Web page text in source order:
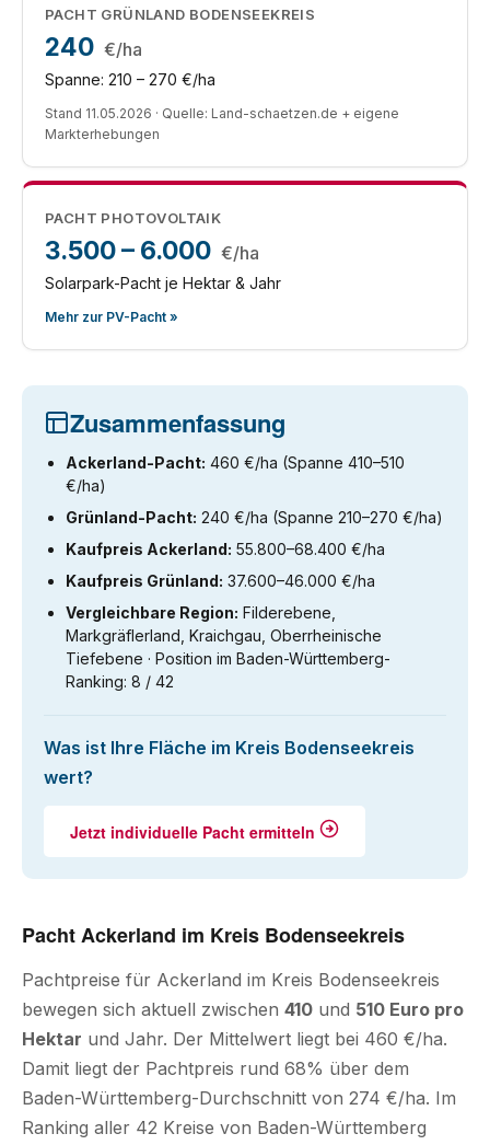
PACHT GRÜNLAND BODENSEEKREIS
240 €/ha
Spanne: 210 – 270 €/ha
Stand 11.05.2026 · Quelle: Land-schaetzen.de + eigene
Markterhebungen
PACHT PHOTOVOLTAIK
3.500 – 6.000 €/ha
Solarpark-Pacht je Hektar & Jahr
Mehr zur PV-Pacht »
Zusammenfassung
Ackerland-Pacht: 460 €/ha (Spanne 410–510
€/ha)
Grünland-Pacht: 240 €/ha (Spanne 210–270 €/ha)
Kaufpreis Ackerland: 55.800–68.400 €/ha
Kaufpreis Grünland: 37.600–46.000 €/ha
Vergleichbare Region: Filderebene,
Markgräflerland, Kraichgau, Oberrheinische
Tiefebene · Position im Baden-Württemberg-
Ranking: 8 / 42
Was ist Ihre Fläche im Kreis Bodenseekreis
wert?
Jetzt individuelle Pacht ermitteln
Pacht Ackerland im Kreis Bodenseekreis
Pachtpreise für Ackerland im Kreis Bodenseekreis
bewegen sich aktuell zwischen 410 und 510 Euro pro
Hektar und Jahr. Der Mittelwert liegt bei 460 €/ha.
Damit liegt der Pachtpreis rund 68% über dem
Baden-Württemberg-Durchschnitt von 274 €/ha. Im
Ranking aller 42 Kreise von Baden-Württemberg